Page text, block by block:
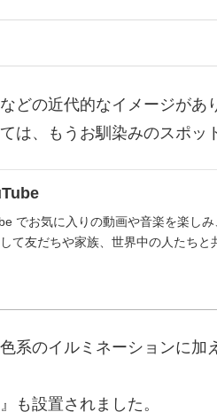
どの近代的なイメージがあ
は、もうお馴染みのスポッ
でお気に入りの動画や音楽を楽し
て友だちや家族、世界中の人たちと
系のイルミネーションに加
も設置されました。